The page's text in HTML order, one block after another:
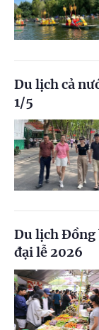
Du lịch cả
1/5
Du lịch Đồng
đại lễ 2026